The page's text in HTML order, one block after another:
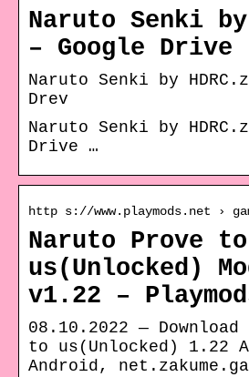
Naruto Senki by
– Google Drive
Naruto Senki by
Drev
Naruto Senki by
Drive …
http s://www.playmods.net ›
Naruto Prove to
us(Unlocked)
v1.22 –
08.10.2022 —
to us(Unlocked) 1.22
Android,